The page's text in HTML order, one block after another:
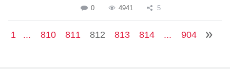
0 4941 5
1 ... 810 811 812 813 814 ... 904